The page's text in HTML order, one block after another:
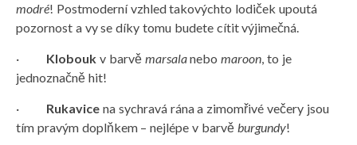
modré! Postmoderní vzhled takovýchto lodiček upoutá
pozornost a vy se díky tomu budete cítit výjimečná.
· Klobouk v barvě marsalanebomaroon, to je
jednoznačně hit!
· Rukavice na sychravá rána a zimomřivé večery jsou
tím pravým doplňkem – nejlépe v barvě burgundy!